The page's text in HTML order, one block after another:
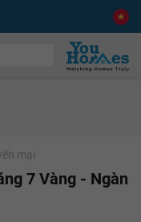
mại
7 Vàng - Ngàn